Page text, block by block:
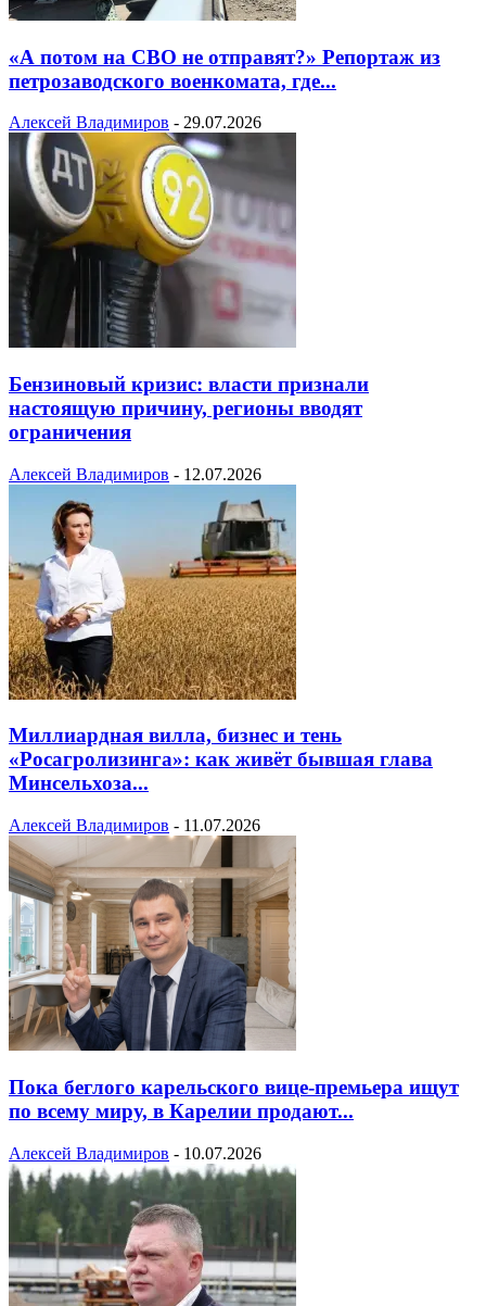
«А потом на СВО не отправят?» Репортаж из
петрозаводского военкомата, где...
Алексей Владимиров - 29.07.2026
Бензиновый кризис: власти признали
настоящую причину, регионы вводят
ограничения
Алексей Владимиров - 12.07.2026
Миллиардная вилла, бизнес и тень
«Росагролизинга»: как живёт бывшая глава
Минсельхоза...
Алексей Владимиров - 11.07.2026
Пока беглого карельского вице-премьера ищут
по всему миру, в Карелии продают...
Алексей Владимиров - 10.07.2026